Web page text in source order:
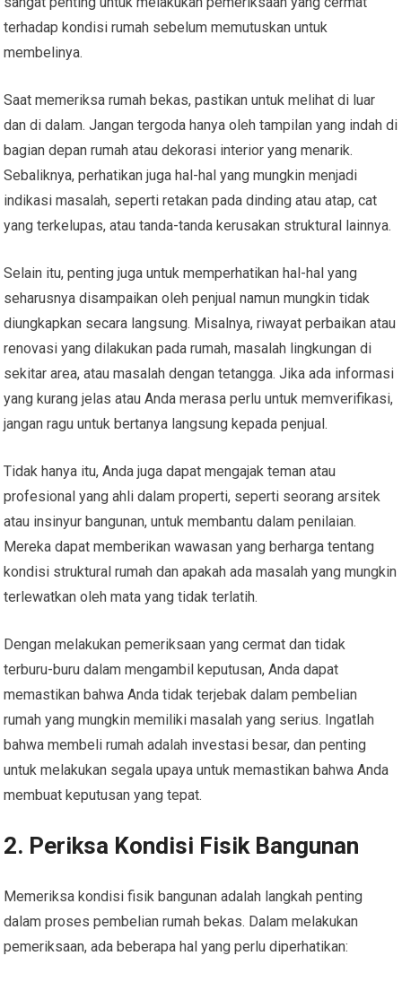
terhadap kondisi rumah sebelum memutuskan untuk
membelinya.
Saat memeriksa rumah bekas, pastikan untuk melihat di luar
dan di dalam. Jangan tergoda hanya oleh tampilan yang indah di
bagian depan rumah atau dekorasi interior yang menarik.
Sebaliknya, perhatikan juga hal-hal yang mungkin menjadi
indikasi masalah, seperti retakan pada dinding atau atap, cat
yang terkelupas, atau tanda-tanda kerusakan struktural lainnya.
Selain itu, penting juga untuk memperhatikan hal-hal yang
seharusnya disampaikan oleh penjual namun mungkin tidak
diungkapkan secara langsung. Misalnya, riwayat perbaikan atau
renovasi yang dilakukan pada rumah, masalah lingkungan di
sekitar area, atau masalah dengan tetangga. Jika ada informasi
yang kurang jelas atau Anda merasa perlu untuk memverifikasi,
jangan ragu untuk bertanya langsung kepada penjual.
Tidak hanya itu, Anda juga dapat mengajak teman atau
profesional yang ahli dalam properti, seperti seorang arsitek
atau insinyur bangunan, untuk membantu dalam penilaian.
Mereka dapat memberikan wawasan yang berharga tentang
kondisi struktural rumah dan apakah ada masalah yang mungkin
terlewatkan oleh mata yang tidak terlatih.
Dengan melakukan pemeriksaan yang cermat dan tidak
terburu-buru dalam mengambil keputusan, Anda dapat
memastikan bahwa Anda tidak terjebak dalam pembelian
rumah yang mungkin memiliki masalah yang serius. Ingatlah
bahwa membeli rumah adalah investasi besar, dan penting
untuk melakukan segala upaya untuk memastikan bahwa Anda
membuat keputusan yang tepat.
2. Periksa Kondisi Fisik Bangunan
Memeriksa kondisi fisik bangunan adalah langkah penting
dalam proses pembelian rumah bekas. Dalam melakukan
pemeriksaan, ada beberapa hal yang perlu diperhatikan: